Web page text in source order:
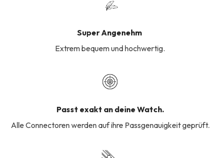
Super Angenehm
Extrem bequem und hochwertig.
Passt exakt an deine Watch.
Alle Connectoren werden auf ihre Passgenauigkeit geprüft.